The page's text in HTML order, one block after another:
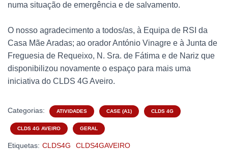
numa situação de emergência e de salvamento.
O nosso agradecimento a todos/as, à Equipa de RSI da
Casa Mãe Aradas; ao orador António Vinagre e à Junta de
Freguesia de Requeixo, N. Sra. de Fátima e de Nariz que
disponibilizou novamente o espaço para mais uma
iniciativa do CLDS 4G Aveiro.
Categorias: ATIVIDADES CASE (A1) CLDS 4G
CLDS 4G AVEIRO GERAL
Etiquetas: CLDS4G
CLDS4GAVEIRO